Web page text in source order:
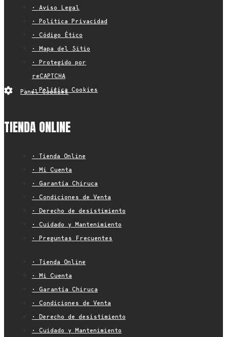
• Aviso Legal
• Política Privacidad
• Código Ético
• Mapa del Sitio
• Protegido por
reCAPTCHA
• Política Cookies
Panel Cookies
TIENDA ONLINE
• Tienda Online
• Mi Cuenta
• Garantía Chiruca
• Condiciones de Venta
• Derecho de desistimiento
• Cuidado y Mantenimiento
• Preguntas Frecuentes
• Tienda Online
• Mi Cuenta
• Garantía Chiruca
• Condiciones de Venta
• Derecho de desistimiento
• Cuidado y Mantenimiento